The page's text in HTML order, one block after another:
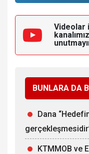
Videolar
BUNLARA DA
Dana
KTMMOB ve